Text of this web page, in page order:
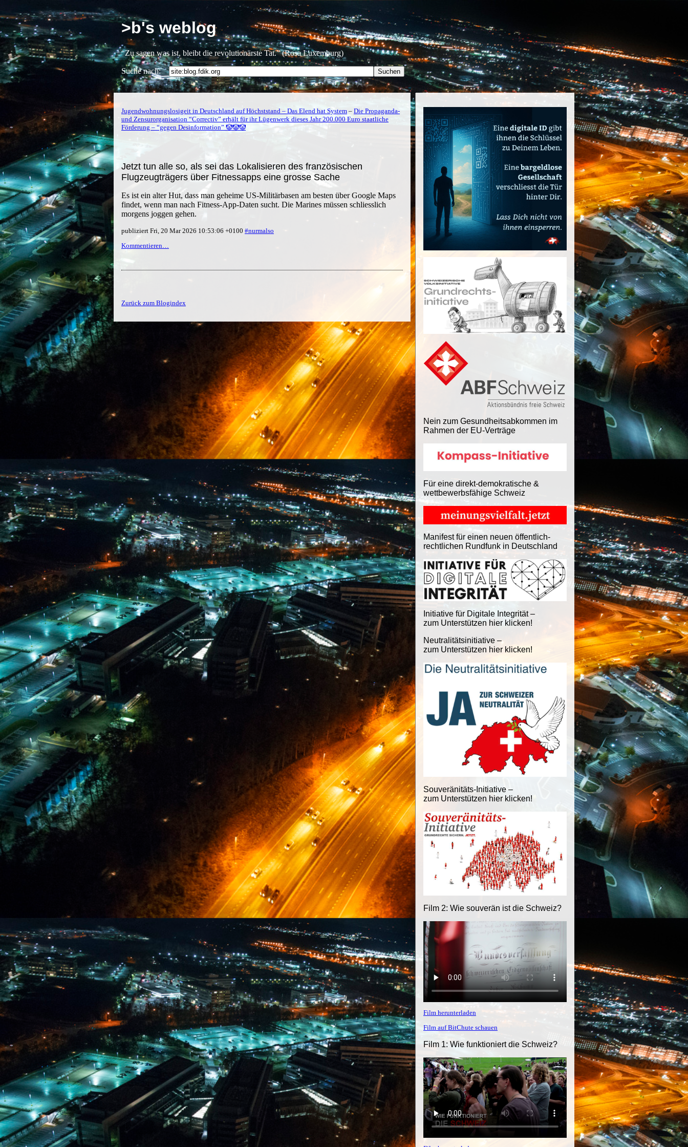
>b's weblog
“Zu sagen was ist, bleibt die revolutionärste Tat.” (Rosa Luxemburg)
Suche nach:
Nein zum Gesundheitsabkommen im
Rahmen der EU-Verträge
Für eine direkt-demokratische &
wettbewerbsfähige Schweiz
Manifest für einen neuen öffentlich-
rechtlichen Rundfunk in Deutschland
Initiative für Digitale Integrität –
zum Unterstützen hier klicken!
Neutralitätsinitiative –
zum Unterstützen hier klicken!
Souveränitäts-Initiative –
zum Unterstützen hier klicken!
Film 2: Wie souverän ist die Schweiz?
Film herunterladen
Film auf BitChute schauen
Film 1: Wie funktioniert die Schweiz?
Jugendwohnungslosigeit in Deutschland auf Höchststand – Das Elend hat System – Die Propaganda-
und Zensurorganisation “Correctiv” erhält für ihr Lügenwerk dieses Jahr 200.000 Euro staatliche
Förderung – “gegen Desinformation” 🤡🤡🤡
Jetzt tun alle so, als sei das Lokalisieren des französischen
Flugzeugträgers über Fitnessapps eine grosse Sache
Es ist ein alter Hut, dass man geheime US-Militärbasen am besten über Google Maps
findet, wenn man nach Fitness-App-Daten sucht. Die Marines müssen schliesslich
morgens joggen gehen.
publiziert Fri, 20 Mar 2026 10:53:06 +0100 #nurmalso
Kommentieren…
Zurück zum Blogindex